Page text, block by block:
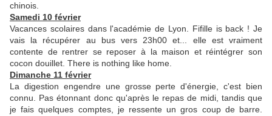
chinois.
Samedi 10 février
Vacances scolaires dans l'académie de Lyon. Fifille is back ! Je
vais la récupérer au bus vers 23h00 et... elle est vraiment
contente de rentrer se reposer à la maison et réintégrer son
cocon douillet. There is nothing like home.
Dimanche 11 février
La digestion engendre une grosse perte d'énergie, c'est bien
connu. Pas étonnant donc qu'après le repas de midi, tandis que
je fais quelques comptes, je ressente un gros coup de barre.